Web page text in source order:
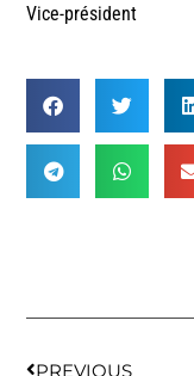
Vice-
PREVIOUS